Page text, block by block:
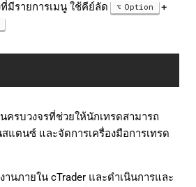
中文
Deutsch
มีรายการเมนู ใช้คีย์ลัด Option +
ครบวงจรที่ช่วยให้นักเทรดสามารถ
ตนซ์ และจัดการเครื่องมือการเทรด
นภายใน cTrader และดำเนินการและ